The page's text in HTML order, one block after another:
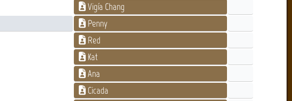
Vigía Chang
Penny
Red
Kat
Ana
Cicada